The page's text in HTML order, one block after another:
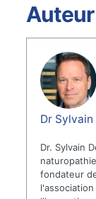
Auteur
Dr
Dr. Sylvain
fondateur